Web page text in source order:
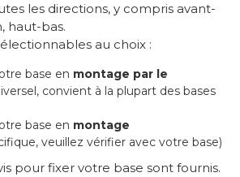
les directions, y compris avant-
haut-bas.
au choix :
base en montage par le
convient à la plupart des bases
base en montage
veuillez vérifier avec votre base)
pour fixer votre base sont fournis.